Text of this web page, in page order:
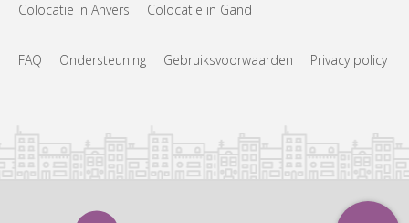
Colocatie in Anvers
Colocatie in Gand
FAQ Ondersteuning Gebruiksvoorwaarden Privacy policy